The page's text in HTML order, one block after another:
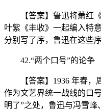
【答案】鲁迅将萧红《
叶紫《丰收》一起编入特
分别写了序，鲁迅在这些
42.“两个口号”的论争
【答案】1936 年春，周
作为文艺界统一战线的口
明了”之处，鲁迅与冯雪